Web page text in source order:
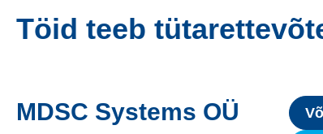
Töid teeb
MDSC Systems OÜ